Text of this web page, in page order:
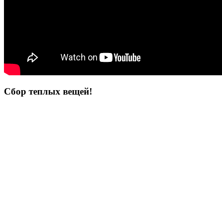
Сбор теплых вещей!